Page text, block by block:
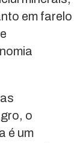
em farelo
o
é um